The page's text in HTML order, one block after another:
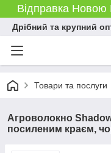
Відправка
Дрібний та крупний
Товари та послуги
Агроволокно
посиленим краєм,